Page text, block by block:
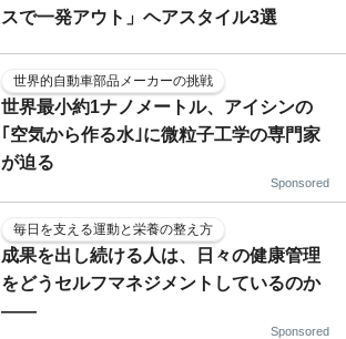
スで一発アウト」ヘアスタイル3選
世界的自動車部品メーカーの挑戦
世界最小約1ナノメートル、アイシンの
｢空気から作る水｣に微粒子工学の専門家
が迫る
Sponsored
毎日を支える運動と栄養の整え方
成果を出し続ける人は、日々の健康管理
をどうセルフマネジメントしているのか
——
Sponsored